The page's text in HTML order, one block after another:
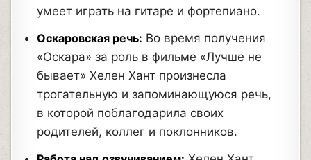
умеет играть на гитаре и фортепиано.
Оскаровская речь: Во время получения
«Оскара» за роль в фильме «Лучше не
бывает» Хелен Хант произнесла
трогательную и запоминающуюся речь,
в которой поблагодарила своих
родителей, коллег и поклонников.